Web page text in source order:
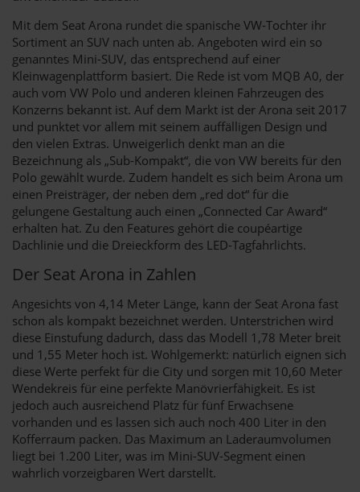
Mit dem Seat Arona rundet die spanische VW-Tochter ihr
Sortiment an SUV nach unten ab. Angeboten wird ein so
genanntes Mini-SUV, das entsprechend auf einer
Kleinwagenplattform basiert. Die Rede ist vom MQB A0, der
auch vom VW Polo und anderen kleinen Fahrzeugen des
Konzerns bekannt ist. Auf dem Markt ist der Arona seit 2017
und punktet vor allem mit seinem auffälligen Design und
den vielen Extras. Unweigerlich denkt man an die
Bezeichnung als „Sub-Kompakt“, die von VW bereits für den
Polo gewählt wurde. Zudem handelt es sich beim Arona um
einen Preisträger, der neben dem „red dot“ für die
gelungene Gestaltung auch einen „Connected Car Award“
erhalten hat. Zu den Features gehört die coupéartige
Dachlinie und die Dreieckform des LED-Tagfahrlichts.
Der Seat Arona in Zahlen
Angesichts von 4,14 Meter Länge, kann der Seat Arona fast
schon als kompakt bezeichnet werden. Unterstrichen wird
diese Einstufung dadurch, dass das Modell 1,78 Meter breit
und 1,55 Meter hoch ist. Wohlgemerkt: natürlich eignen sich
diese Werte perfekt für die City und sorgen mit 10,60 Meter
Wendekreis für eine perfekte Manövrierfähigkeit. Es ist
jedoch auch ausreichend Platz für fünf Erwachsene
vorhanden und es lassen sich auch noch 400 Liter in den
Kofferraum packen. Das Maximum an Laderaumvolumen
liegt bei 1.200 Liter, was im Mini-SUV-Segment einen
wahrlich vorzeigbaren Wert darstellt.